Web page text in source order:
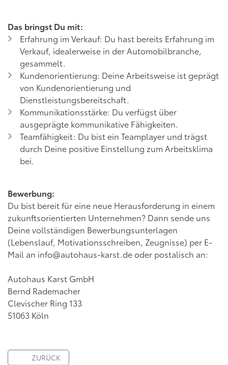
Das bringst Du mit:
Erfahrung im Verkauf: Du hast bereits Erfahrung im
Verkauf, idealerweise in der Automobilbranche,
gesammelt.
Kundenorientierung: Deine Arbeitsweise ist geprägt
von Kundenorientierung und
Dienstleistungsbereitschaft.
Kommunikationsstärke: Du verfügst über
ausgeprägte kommunikative Fähigkeiten.
Teamfähigkeit: Du bist ein Teamplayer und trägst
durch Deine positive Einstellung zum Arbeitsklima
bei.
Bewerbung:
Du bist bereit für eine neue Herausforderung in einem
zukunftsorientierten Unternehmen? Dann sende uns
Deine vollständigen Bewerbungsunterlagen
(Lebenslauf, Motivationsschreiben, Zeugnisse) per E-
Mail an info@autohaus-karst.deoder postalisch an:
Autohaus Karst GmbH
Bernd Rademacher
Clevischer Ring 133
51063 Köln
ZURÜCK